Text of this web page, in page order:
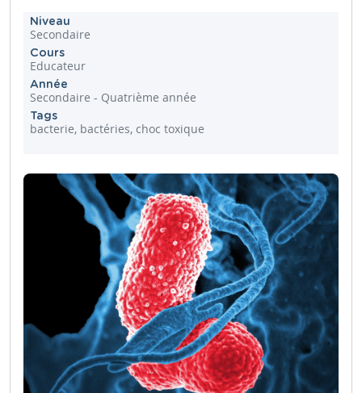
Niveau
Secondaire
Cours
Educateur
Année
Secondaire - Quatrième année
Tags
bacterie, bactéries, choc toxique